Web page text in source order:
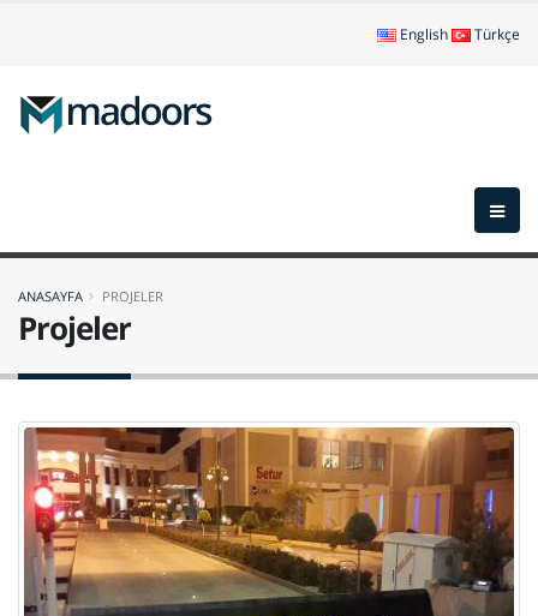
English Türkçe
ANASAYFA PROJELER
Projeler